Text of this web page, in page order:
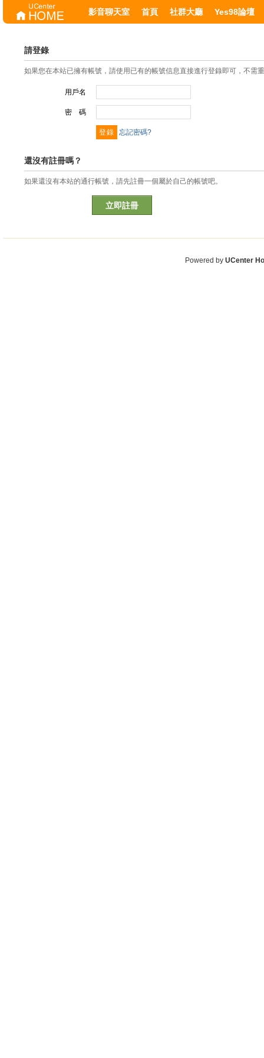
影音聊天室 首頁 社群大廳 Yes98論壇
請登錄
如果您在本站已擁有帳號，請使用已有的帳號信息直接進行登錄即可，不需
用戶名
密 碼
忘記密碼?
還沒有註冊嗎？
如果還沒有本站的通行帳號，請先註冊一個屬於自己的帳號吧。
立即註冊
Powered by UCenter